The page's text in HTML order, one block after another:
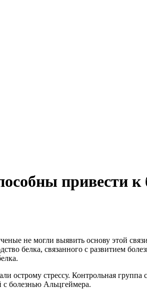
привести
не могли выявить основу этой
белка, связанного с развитием
острому стрессу. Контрольная
с болезнью Альцгеймера.